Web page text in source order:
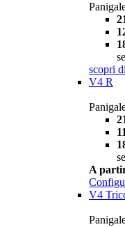
scopri
V4 R
A
V4